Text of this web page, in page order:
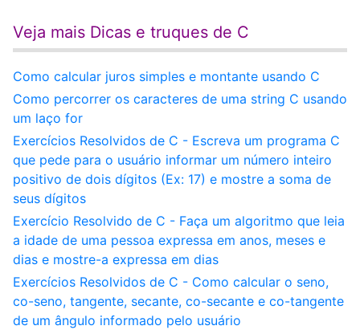
Veja mais Dicas e truques de C
Como calcular juros simples e montante usando C
Como percorrer os caracteres de uma string C usando
um laço for
Exercícios Resolvidos de C - Escreva um programa C
que pede para o usuário informar um número inteiro
positivo de dois dígitos (Ex: 17) e mostre a soma de
seus dígitos
Exercício Resolvido de C - Faça um algoritmo que leia
a idade de uma pessoa expressa em anos, meses e
dias e mostre-a expressa em dias
Exercícios Resolvidos de C - Como calcular o seno,
co-seno, tangente, secante, co-secante e co-tangente
de um ângulo informado pelo usuário